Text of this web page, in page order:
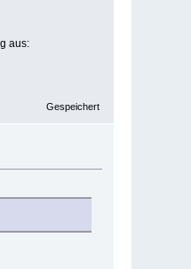
aus:
Gespeichert